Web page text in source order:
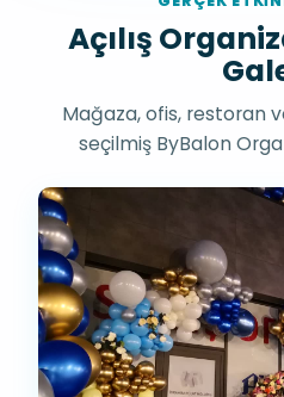
Açılış
Mağaza, ofis, restoran
seçilmiş ByBalon